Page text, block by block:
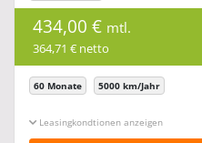
434,00 € mtl.
364,71 € netto
60 Monate 5000 km/Jahr
Leasingkonditionen ein-/ausblenden